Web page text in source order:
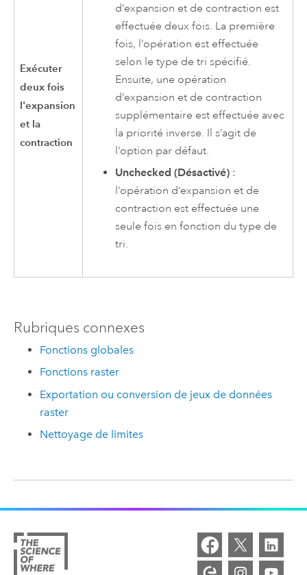
Exécuter
deux fois
l'expansion
et la
contraction
d’expansion et de contraction est
effectuée deux fois. La première
fois, l’opération est effectuée
selon le type de tri spécifié.
Ensuite, une opération
d’expansion et de contraction
supplémentaire est effectuée avec
la priorité inverse. Il s’agit de
l’option par défaut.
Unchecked (Désactivé) :
l’opération d’expansion et de
contraction est effectuée une
seule fois en fonction du type de
tri.
Rubriques connexes
Fonctions globales
Fonctions raster
Exportation ou conversion de jeux de données
raster
Nettoyage de limites